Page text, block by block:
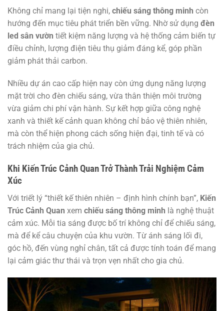
Không chỉ mang lại tiện nghi, chiếu sáng thông minh còn
hướng đến mục tiêu phát triển bền vững. Nhờ sử dụng đèn
led sân vườn tiết kiệm năng lượng và hệ thống cảm biến tự
điều chỉnh, lượng điện tiêu thụ giảm đáng kể, góp phần
giảm phát thải carbon.
Nhiều dự án cao cấp hiện nay còn ứng dụng năng lượng
mặt trời cho đèn chiếu sáng, vừa thân thiện môi trường
vừa giảm chi phí vận hành. Sự kết hợp giữa công nghệ
xanh và thiết kế cảnh quan không chỉ bảo vệ thiên nhiên,
mà còn thể hiện phong cách sống hiện đại, tinh tế và có
trách nhiệm của gia chủ.
Khi Kiến Trúc Cảnh Quan Trở Thành Trải Nghiệm Cảm
Xúc
Với triết lý “thiết kế thiên nhiên – định hình chính bạn”, Kiến
Trúc Cảnh Quan xem chiếu sáng thông minh là nghệ thuật
cảm xúc. Mỗi tia sáng được bố trí không chỉ để chiếu sáng,
mà để kể câu chuyện của khu vườn. Từ ánh sáng lối đi,
góc hồ, đến vùng nghỉ chân, tất cả được tính toán để mang
lại cảm giác thư thái và trọn vẹn nhất cho gia chủ.